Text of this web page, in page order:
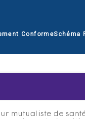
ConformeSchéma
mutualiste de